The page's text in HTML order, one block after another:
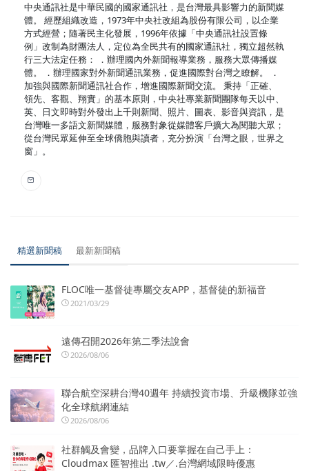
中央通訊社是中華民國的國家通訊社，是台灣最具影響力的新聞媒
體。 經歷組織改造，1973年中央社改組為股份有限公司，以企業
方式經營；隨著民主化發展，1996年依據「中央通訊社設置條
例」改制為財團法人，定位為全民共有的國家通訊社，獨立超然執
行三大法定任務： ．辦理國內外新聞報導業務，服務大眾傳播媒
體。 ．辦理國家對外新聞通訊業務，促進國際對台灣之瞭解。 ．
加強與國際新聞通訊社合作，增進國際新聞交流。 秉持「正確、
領先、客觀、翔實」的基本原則，中央社專業新聞團隊每天以中、
英、日文即時對外發出上千則新聞、照片、圖表、影音與資訊，是
台灣唯一多語文新聞媒體，服務對象從媒體客戶擴大為閱聽大眾；
從台灣民眾延伸至全球僑胞與讀者，充分扮演「台灣之眼，世界之
窗」。
精選新聞稿 最新新聞稿
FLOC唯一基督徒專屬交友APP，基督徒的新福音
2021/03/29
遠傳召開2026年第二季法說會
2026/08/06
聯合航空深耕台灣40週年 持續投資市場、升級機隊並強
化全球航網連結
2026/08/06
社群觸及會變，品牌入口要掌握在自己手上：
Cloudmax 匯智推出 .tw／.台灣網域限時優惠